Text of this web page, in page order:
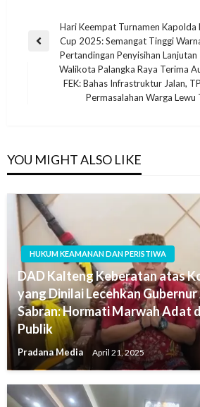
Hari Keempat Turnamen Kapolda
Cup 2025: Semangat Tinggi
Pertandingan Penyisihan Lanjutan
Walikota Palangka Raya Terima
FEK: Bahas Infrastruktur Jalan,
Permasalahan Warga Lewu
YOU MIGHT ALSO LIKE
HUKUM KEAMANAN DAN PERISTIWA
DAD Kalteng Keberatan atas
yang Dinilai Lecehkan
Sabran: Hormati Marwah Adat
Publik
Pradana Media April 21, 2025